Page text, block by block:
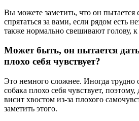
Вы можете заметить, что он пытается
спрятаться за вами, если рядом есть
также нормально свешивают голову,
Может быть, он пытается
плохо себя чувствует?
Это немного сложнее. Иногда трудно
собака плохо себя чувствует,
висит хвостом из-за плохого
заметить этого.